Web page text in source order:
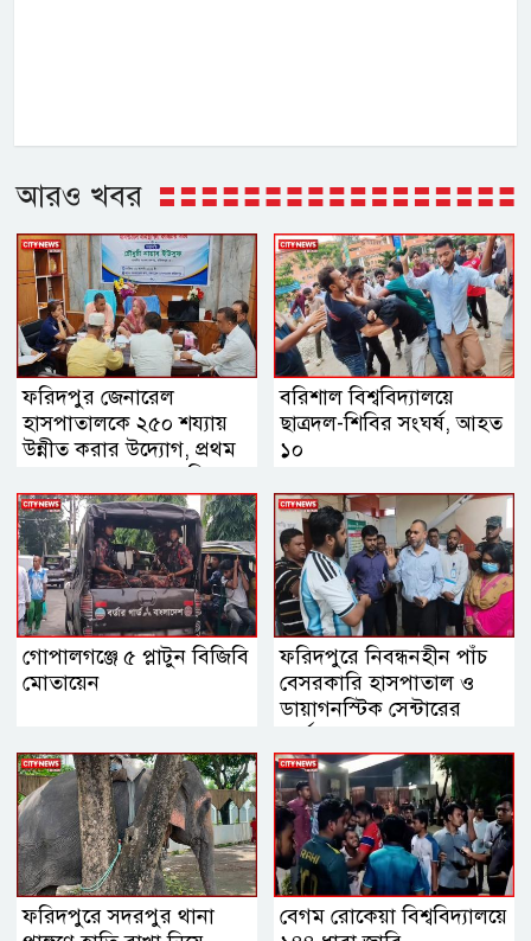
আরও খবর
ফরিদপুর জেনারেল
হাসপাতালকে ২৫০ শয্যায়
উন্নীত করার উদ্যোগ, প্রথম
ব্যবস্থাপনা সভায় এমপি
নায়াব ইউসুফ
বরিশাল বিশ্ববিদ্যালয়ে
ছাত্রদল-শিবির সংঘর্ষ, আহত
১০
গোপালগঞ্জে ৫ প্লাটুন বিজিবি
মোতায়েন
ফরিদপুরে নিবন্ধনহীন পাঁচ
বেসরকারি হাসপাতাল ও
ডায়াগনস্টিক সেন্টারের
কার্যক্রম বন্ধ
ফরিদপুরে সদরপুর থানা
বেগম রোকেয়া বিশ্ববিদ্যালয়ে